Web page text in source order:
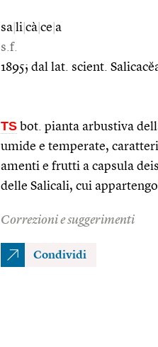
sa li cà ce a
s.f.
1895; dal lat. scient.
TS bot. pianta arbustiva
umide e temperate,
amenti e frutti a capsula
delle Salicali, cui
Correzioni e suggerimenti
Condividi